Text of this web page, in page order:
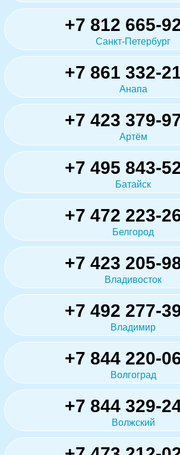
+7 812 665-
Санкт-Петербург
+7 861 332-
Анапа
+7 423 379-
Артём
+7 495 843-
Батайск
+7 472 223-
Белгород
+7 423 205-
Владивосток
+7 492 277-
Владимир
+7 844 220-
Волгоград
+7 844 329-
Волжский